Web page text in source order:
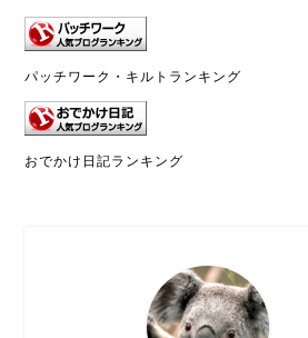
パッチワーク・キルトランキング
おでかけ日記ランキング